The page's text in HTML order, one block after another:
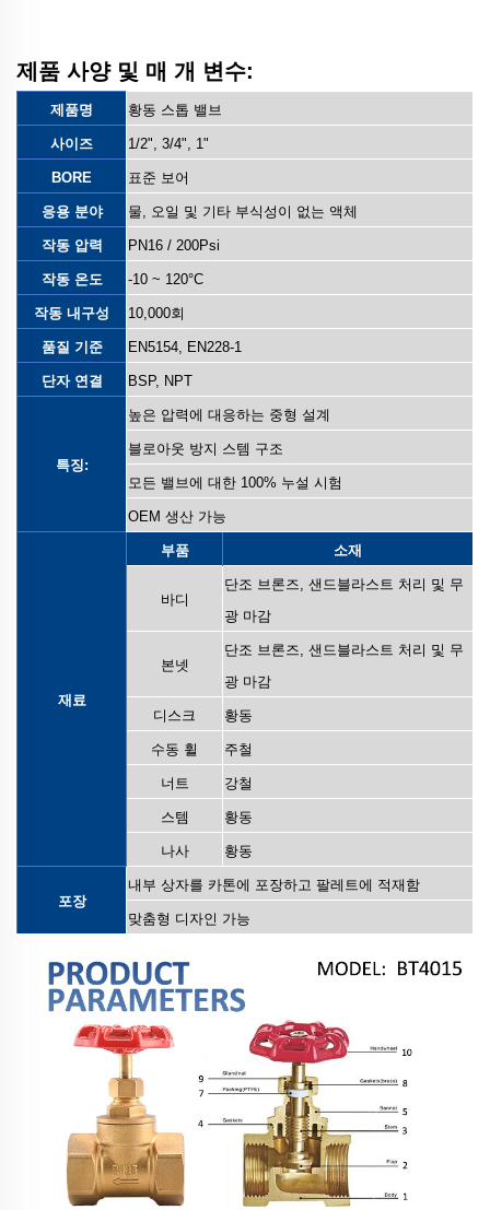
제품 사양 및 매 개 변수:
제품명 황동 스톱 밸브
사이즈 1/2", 3/4", 1"
BORE 표준 보어
응용 분야 물, 오일 및 기타 부식성이 없는 액체
작동 압력 PN16 / 200Psi
작동 온도 -10 ~ 120°C
작동 내구성 10,000회
품질 기준 EN5154, EN228-1
단자 연결 BSP, NPT
특징:
높은 압력에 대응하는 중형 설계
블로아웃 방지 스템 구조
모든 밸브에 대한 100% 누설 시험
OEM 생산 가능
재료
부품 소재
바디
단조 브론즈, 샌드블라스트 처리 및 무
광 마감
본넷
단조 브론즈, 샌드블라스트 처리 및 무
광 마감
디스크 황동
수동 휠 주철
너트 강철
스템 황동
나사 황동
포장
내부 상자를 카톤에 포장하고 팔레트에 적재함
맞춤형 디자인 가능